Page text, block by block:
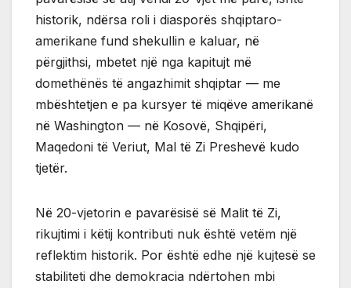
historik, ndërsa roli i diasporës shqiptaro-
amerikane fund shekullin e kaluar, në
përgjithsi, mbetet një nga kapitujt më
domethënës të angazhimit shqiptar — me
mbështetjen e pa kursyer të miqëve amerikanë
në Washington — në Kosovë, Shqipëri,
Maqedoni të Veriut, Mal të Zi Preshevë kudo
tjetër.
Në 20-vjetorin e pavarësisë së Malit të Zi,
rikujtimi i këtij kontributi nuk është vetëm një
reflektim historik. Por është edhe një kujtesë se
stabiliteti dhe demokracia ndërtohen mbi